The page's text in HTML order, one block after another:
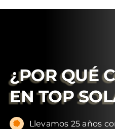
¿POR QUÉ
EN TOP
Llevamos 25 años